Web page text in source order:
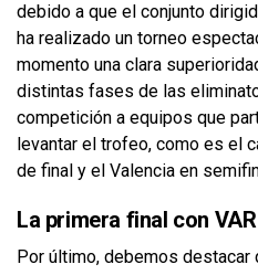
debido a que el conjunto
ha realizado un torneo
momento una clara
distintas fases de las
competición a equipos que
levantar el trofeo, como es el
de final y el Valencia en
La primera final con VAR
Por último, debemos destacar